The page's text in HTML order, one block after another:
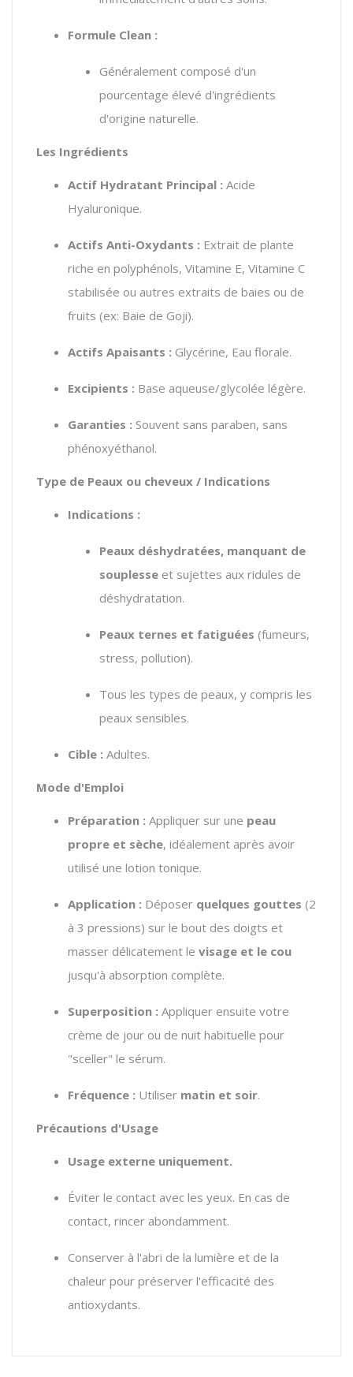
Formule Clean :
Généralement composé d'un
pourcentage élevé d'ingrédients
d'origine naturelle.
Les Ingrédients
Actif Hydratant Principal : Acide
Hyaluronique.
Actifs Anti-Oxydants : Extrait de plante
riche en polyphénols, Vitamine E, Vitamine C
stabilisée ou autres extraits de baies ou de
fruits (ex: Baie de Goji).
Actifs Apaisants : Glycérine, Eau florale.
Excipients : Base aqueuse/glycolée légère.
Garanties : Souvent sans paraben, sans
phénoxyéthanol.
Type de Peaux ou cheveux / Indications
Indications :
Peaux déshydratées, manquant de
souplesse et sujettes aux ridules de
déshydratation.
Peaux ternes et fatiguées (fumeurs,
stress, pollution).
Tous les types de peaux, y compris les
peaux sensibles.
Cible : Adultes.
Mode d'Emploi
Préparation : Appliquer sur une peau
propre et sèche, idéalement après avoir
utilisé une lotion tonique.
Application : Déposer quelques gouttes (2
à 3 pressions) sur le bout des doigts et
masser délicatement le visage et le cou
jusqu'à absorption complète.
Superposition : Appliquer ensuite votre
crème de jour ou de nuit habituelle pour
"sceller" le sérum.
Fréquence : Utiliser matin et soir.
Précautions d'Usage
Usage externe uniquement.
Éviter le contact avec les yeux. En cas de
contact, rincer abondamment.
Conserver à l'abri de la lumière et de la
chaleur pour préserver l'efficacité des
antioxydants.